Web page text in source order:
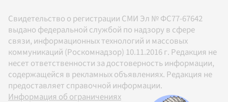
Свидетельство о регистрации СМИ Эл № ФС77-67642
выдано федеральной службой по надзору в сфере
связи, информационных технологий и массовых
коммуникаций (Роскомнадзор) 10.11.2016 г. Редакция не
несет ответственности за достоверность информации,
содержащейся в рекламных объявлениях. Редакция не
предоставляет справочной информации.
Информация об ограничениях